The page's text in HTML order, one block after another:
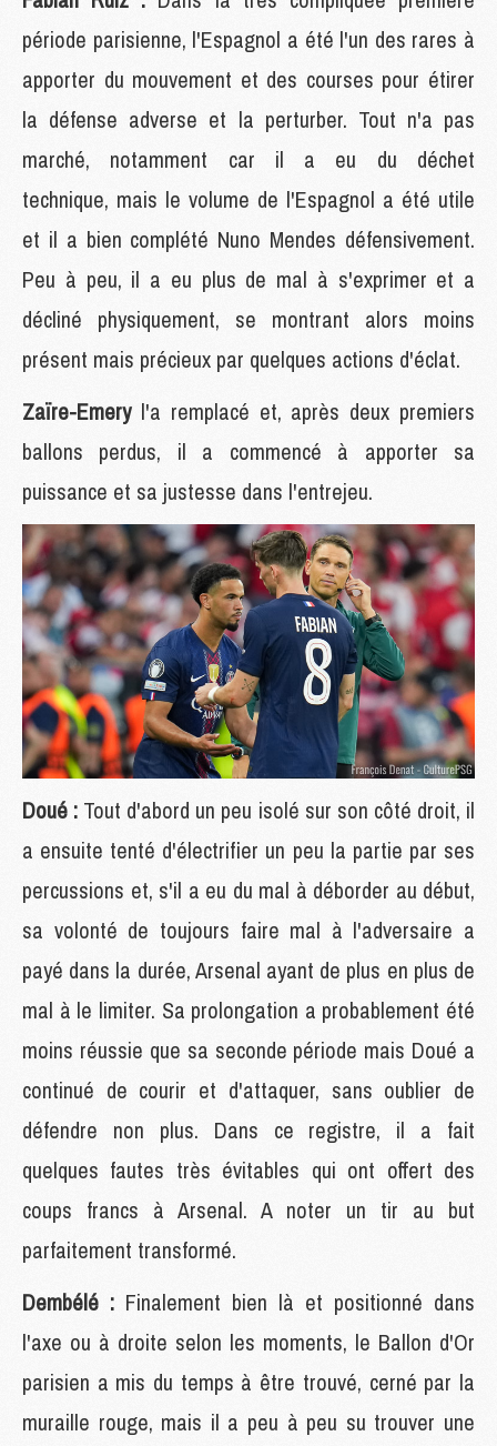
période parisienne, l'Espagnol a été l'un des rares à
apporter du mouvement et des courses pour étirer
la défense adverse et la perturber. Tout n'a pas
marché, notamment car il a eu du déchet
technique, mais le volume de l'Espagnol a été utile
et il a bien complété Nuno Mendes défensivement.
Peu à peu, il a eu plus de mal à s'exprimer et a
décliné physiquement, se montrant alors moins
présent mais précieux par quelques actions d'éclat.
Zaïre-Emery l'a remplacé et, après deux premiers
ballons perdus, il a commencé à apporter sa
puissance et sa justesse dans l'entrejeu.
Doué : Tout d'abord un peu isolé sur son côté droit, il
a ensuite tenté d'électrifier un peu la partie par ses
percussions et, s'il a eu du mal à déborder au début,
sa volonté de toujours faire mal à l'adversaire a
payé dans la durée, Arsenal ayant de plus en plus de
mal à le limiter. Sa prolongation a probablement été
moins réussie que sa seconde période mais Doué a
continué de courir et d'attaquer, sans oublier de
défendre non plus. Dans ce registre, il a fait
quelques fautes très évitables qui ont offert des
coups francs à Arsenal. A noter un tir au but
parfaitement transformé.
Dembélé : Finalement bien là et positionné dans
l'axe ou à droite selon les moments, le Ballon d'Or
parisien a mis du temps à être trouvé, cerné par la
muraille rouge, mais il a peu à peu su trouver une